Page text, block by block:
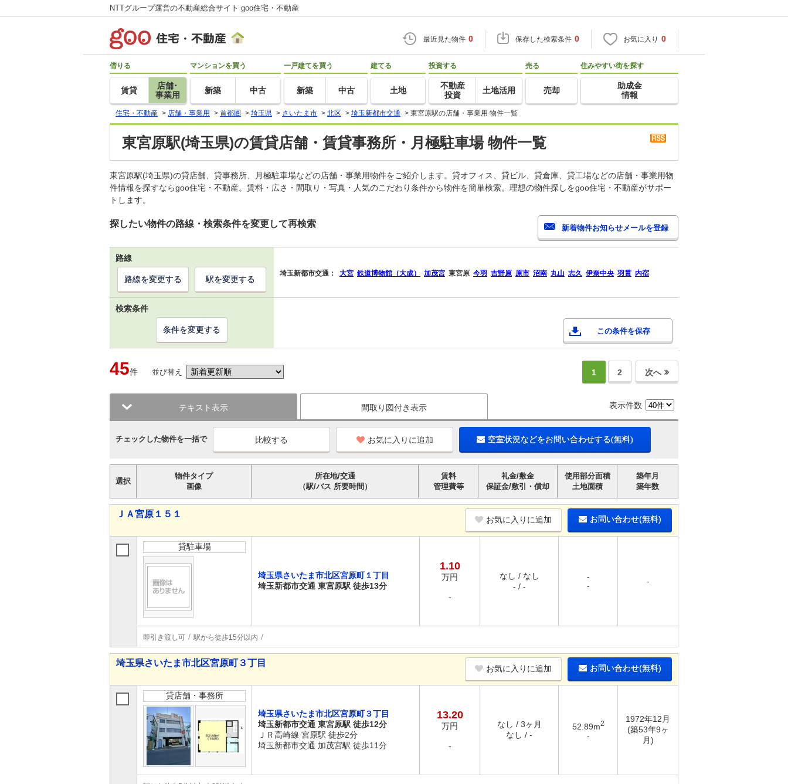
NTTグループ運営の不動産総合サイト goo住宅・不動産
最近見た物件 0 保存した検索条件 0 お気に入り 0
借りる
賃貸
店舗･
事業用
マンションを買う
新築 中古
一戸建てを買う
新築 中古
建てる
土地
投資する
不動産
投資
土地活用
売る
売却
住みやすい街を探す
助成金
情報
住宅・不動産 > 店舗・事業用 > 首都圏 > 埼玉県 > さいたま市 > 北区 > 埼玉新都市交通 > 東宮原駅の店舗・事業用 物件一覧
東宮原駅(埼玉県)の賃貸店舗・賃貸事務所・月極駐車場 物件一覧
東宮原駅(埼玉県)の貸店舗、貸事務所、月極駐車場などの店舗・事業用物件をご紹介します。貸オフィス、貸ビル、貸倉庫、貸工場などの店舗・事業用物
件情報を探すならgoo住宅・不動産。賃料・広さ・間取り・写真・人気のこだわり条件から物件を簡単検索。理想の物件探しをgoo住宅・不動産がサポー
トします。
探したい物件の路線・検索条件を変更して再検索
路線
埼玉新都市交通： 大宮 鉄道博物館（大成） 加茂宮 東宮原 今羽 吉野原 原市 沼南 丸山 志久 伊奈中央 羽貫 内宿
路線を変更する 駅を変更する
検索条件
この条件を保存
条件を変更する
45件 並び替え 1 2 次へ
テキスト表示 間取り図付き表示 表示件数
チェックした物件を一括で お気に入りに追加 空室状況などをお問い合わせする(無料)
選択
物件タイプ
画像
所在地/交通
（駅/バス 所要時間）
賃料
管理費等
礼金/敷金
保証金/敷引・償却
使用部分面積
土地面積
築年月
築年数
ＪＡ宮原１５１
お気に入りに追加 お問い合わせ(無料)
貸駐車場
埼玉県さいたま市北区宮原町１丁目
埼玉新都市交通 東宮原駅 徒歩13分
1.10
万円
-
なし / なし
- / -
-
-
-
即引き渡し可 駅から徒歩15分以内
埼玉県さいたま市北区宮原町３丁目
お気に入りに追加 お問い合わせ(無料)
貸店舗・事務所
埼玉県さいたま市北区宮原町３丁目
埼玉新都市交通 東宮原駅 徒歩12分
ＪＲ高崎線 宮原駅 徒歩2分
埼玉新都市交通 加茂宮駅 徒歩11分
13.20
万円
-
なし / 3ヶ月
なし / -
52.89m2
-
1972年12月
(築53年9ヶ
月)